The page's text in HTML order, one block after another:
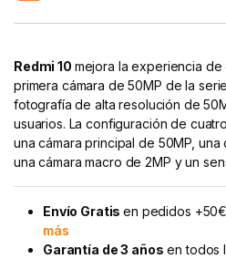
Redmi 10 mejora la experiencia de
primera cámara de 50MP de la
fotografía de alta resolución de
usuarios. La configuración de
una cámara principal de 50MP, una
una cámara macro de 2MP y un
Envío Gratisen pedidos
más
Garantía de 3 años en todos